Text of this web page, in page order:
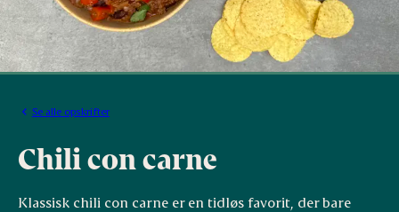
Se alle opskrifter
Chili con carne
Klassisk chili con carne er en tidløs favorit, der bare